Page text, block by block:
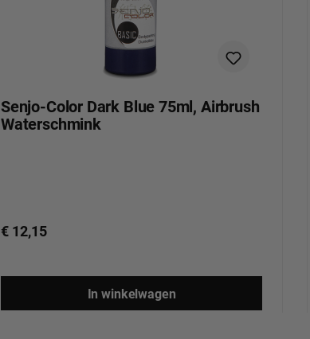
Senjo-Color Dark Blue 75ml, Airbrush
Waterschmink
€ 12,15
In winkelwagen